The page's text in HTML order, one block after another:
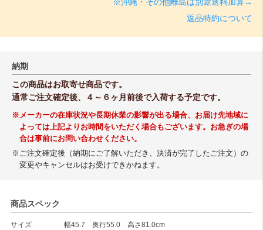
返品特約について
納期
この商品はお取寄せ商品です。
通常ご注文確定後、４～６ヶ月前後で入荷する予定です。
※メーカーの在庫状況や長期休業の影響が出る場合、お届け先地域に
よっては上記よりお時間をいただく場合もございます。お急ぎの場
合は事前にお問い合わせください。
※ご注文確定後（納期にご了解いただき、決済が完了したご注文）の
変更やキャンセルはお受けできかねます。
商品スペック
サイズ
幅45.7 奥行55.0 高さ81.0cm